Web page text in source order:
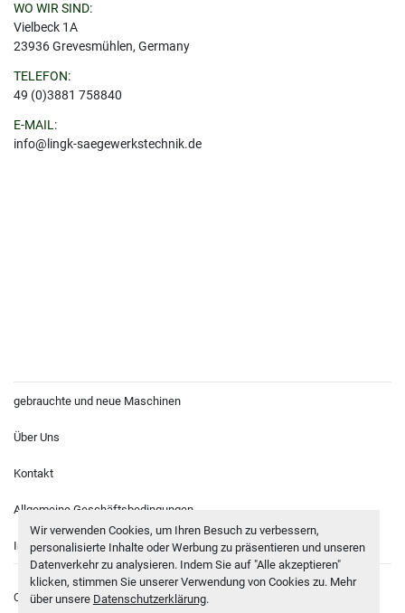
Wir verwenden Cookies, um Ihren Besuch zu verbessern,
personalisierte Inhalte oder Werbung zu präsentieren und unseren
Datenverkehr zu analysieren. Indem Sie auf "Alle akzeptieren"
klicken, stimmen Sie unserer Verwendung von Cookies zu. Mehr
über unsere Datenschutzerklärung.
WO WIR SIND:
Vielbeck 1A
23936 Grevesmühlen, Germany
TELEFON:
49 (0)3881 758840
E-MAIL:
info@lingk-saegewerkstechnik.de
Cookie-Einstellungen © Copyright Sägewerkstechnik Lingk
gebrauchte und neue Maschinen
Über Uns
Kontakt
Allgemeine Geschäftsbedingungen
Impressum